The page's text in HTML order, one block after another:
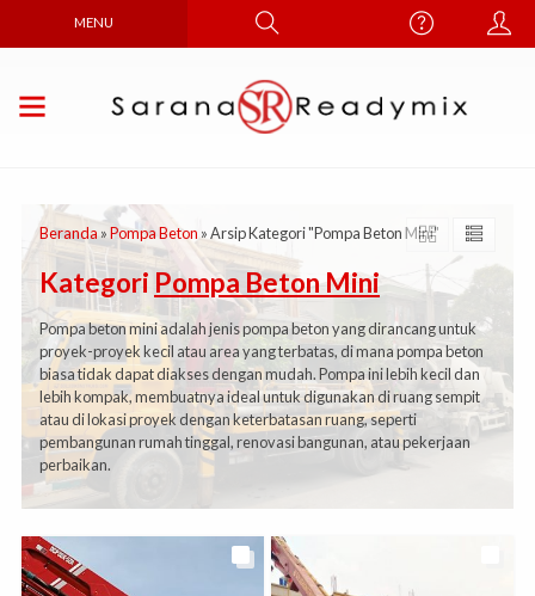
MENU
Beranda »Pompa Beton »Arsip Kategori "Pompa Beton Mini"
Kategori Pompa Beton Mini
Pompa beton mini adalah jenis pompa beton yang dirancang untuk
proyek-proyek kecil atau area yang terbatas, di mana pompa beton
biasa tidak dapat diakses dengan mudah. Pompa ini lebih kecil dan
lebih kompak, membuatnya ideal untuk digunakan di ruang sempit
atau di lokasi proyek dengan keterbatasan ruang, seperti
pembangunan rumah tinggal, renovasi bangunan, atau pekerjaan
perbaikan.